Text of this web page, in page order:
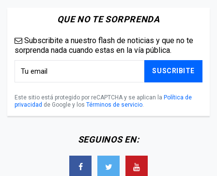
QUE NO TE SORPRENDA
Subscribite a nuestro flash de noticias y que no te
sorprenda nada cuando estas en la vía pública.
SUSCRIBITE
Este sitio está protegido por reCAPTCHA y se aplican la Política de
privacidad de Google y los Términos de servicio.
SEGUINOS EN: